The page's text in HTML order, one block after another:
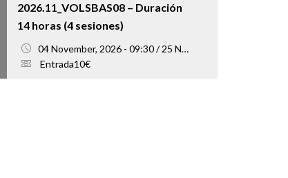
2026.11_VOLSBAS08 – Duración
14 horas (4 sesiones)
04 November, 2026 - 09:30 / 25 November, 2026 - 13:00
Entrada10€